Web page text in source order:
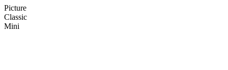
Picture
Classic
Mini